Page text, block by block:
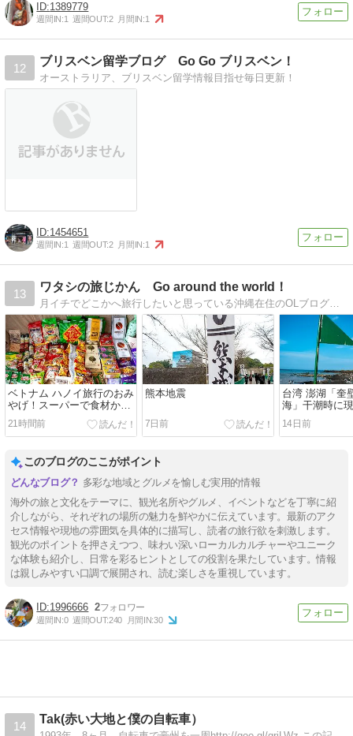
1389779
週間IN:1 週間OUT:2 月間IN:1
12
ブリスベン留学ブログ Go Go ブリスベン！
オーストラリア、ブリスベン留学情報目指せ毎日更新！
1454651
週間IN:1 週間OUT:2 月間IN:1
13
ワタシの旅じかん Go around the world！
月イチでどこかへ旅行したいと思っている沖縄在住のOLブログ。国内旅行業務取扱管理者。台湾公認インスタグラマー。トラベルライター（休止中）
ベトナム ハノイ旅行のおみ
やげ！スーパーで食材から
オヤツ、お茶まで
21時間前
熊本地震
7日前
台湾 澎湖「奎
海」干潮時に
14日前
このブログのここがポイント
多彩な地域とグルメを愉しむ実用的情報
海外の旅と文化をテーマに、観光名所やグルメ、イベントなどを丁寧に紹
介しながら、それぞれの場所の魅力を鮮やかに伝えています。最新のアク
セス情報や現地の雰囲気を具体的に描写し、読者の旅行欲を刺激します。
観光のポイントを押さえつつ、味わい深いローカルカルチャーやユニーク
な体験も紹介し、日常を彩るヒントとしての役割を果たしています。情報
は親しみやすい口調で展開され、読む楽しさを重視しています。
1996666 2
週間IN:0 週間OUT:240 月間IN:30
14
Tak(赤い大地と僕の自転車）